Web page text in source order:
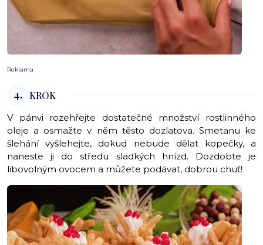
Reklama
4. KROK
V pánvi rozehřejte dostatečné množství rostlinného
oleje a osmažte v něm těsto dozlatova. Smetanu ke
šlehání vyšlehejte, dokud nebude dělat kopečky, a
naneste ji do středu sladkých hnízd. Dozdobte je
libovolným ovocem a můžete podávat, dobrou chuť!